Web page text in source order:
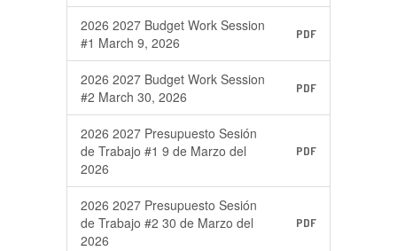
2026 2027 Budget Work Session
#1 March 9, 2026
PDF
2026 2027 Budget Work Session
#2 March 30, 2026
PDF
2026 2027 Presupuesto Sesión
de Trabajo #1 9 de Marzo del
2026
PDF
2026 2027 Presupuesto Sesión
de Trabajo #2 30 de Marzo del
2026
PDF